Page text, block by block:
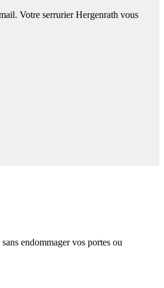
Votre serrurier Hergenrath vous
endommager vos portes ou